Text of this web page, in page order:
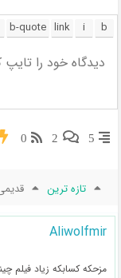
5
2
0
تازه ترین
Aliwolfmir
مزحکه کسابکه زیاد فیلم